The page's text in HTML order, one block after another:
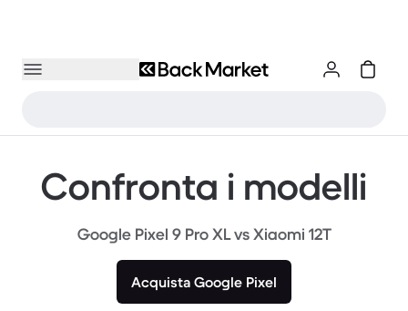
Confronta i modelli
Google Pixel 9 Pro XL vs Xiaomi 12T
Acquista Google Pixel